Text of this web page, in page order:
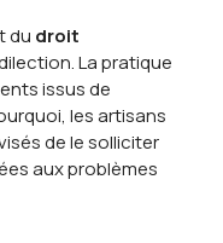
du droit
La pratique
issus de
les artisans
de le solliciter
aux problèmes